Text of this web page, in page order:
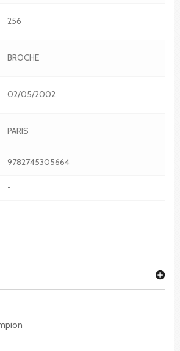
256
BROCHE
02/05/2002
PARIS
9782745305664
-